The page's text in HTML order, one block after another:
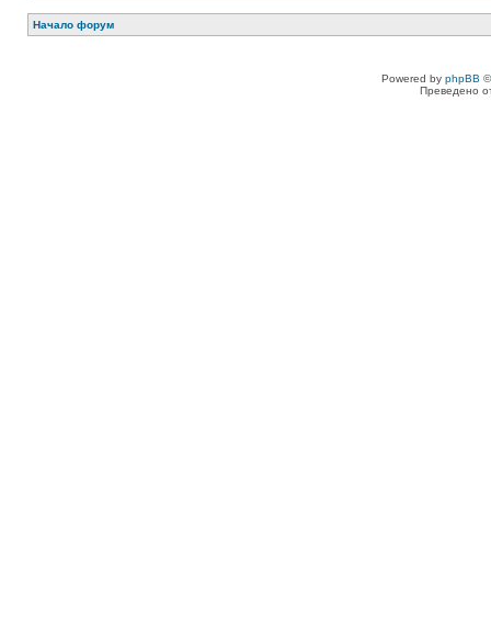
Начало форум
Powered by phpBB
Преведено